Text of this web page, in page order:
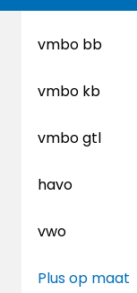
vmbo bb
vmbo kb
vmbo gtl
havo
vwo
Plus op maat